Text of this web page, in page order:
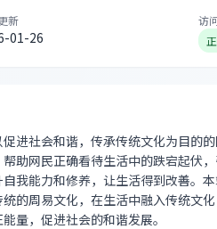
新
01-26
访
进社会和谐，传承传统文化为目的
助网民正确看待生活中的跌宕起伏
我能力和修养，让生活得到改善。
的周易文化，在生活中融入传统文
量，促进社会的和谐发展。